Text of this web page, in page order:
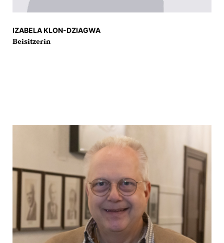
IZABELA KLON-DZIAGWA
Beisitzerin